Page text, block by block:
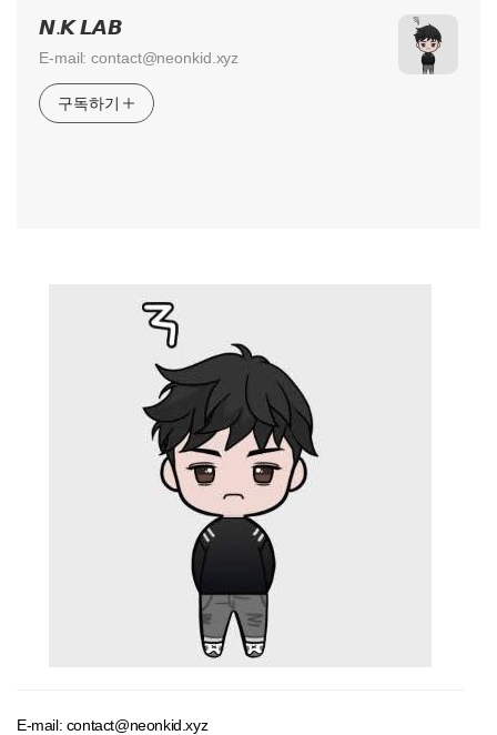
𝙉.𝙆 𝙇𝘼𝘽
E-mail: contact@neonkid.xyz
구독하기
E-mail: contact@neonkid.xyz